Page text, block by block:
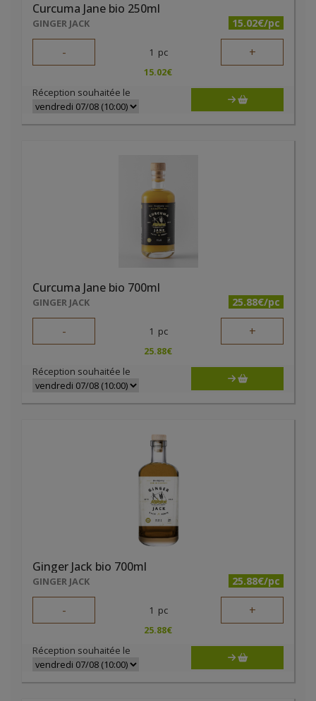
Curcuma Jane bio 250ml
GINGER JACK 15.02€/pc
- 1 pc +
15.02€
Réception souhaitée le
Curcuma Jane bio 700ml
GINGER JACK 25.88€/pc
- 1 pc +
25.88€
Réception souhaitée le
Ginger Jack bio 700ml
GINGER JACK 25.88€/pc
- 1 pc +
25.88€
Réception souhaitée le